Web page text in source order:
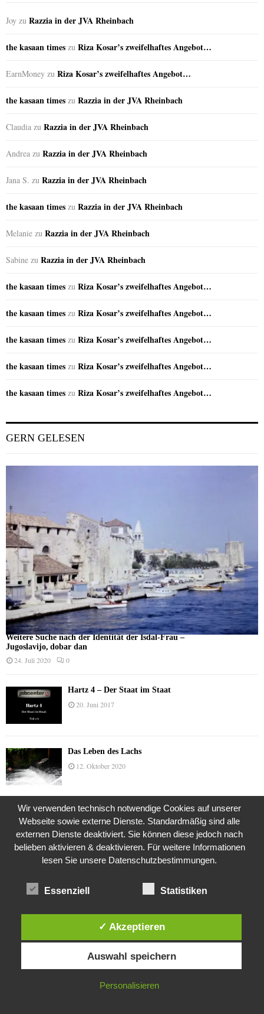
Joy zu Razzia in der JVA Rheinbach
the kasaan times zu Riza Kosar’s zweifelhaftes Angebot…
EarnMoney zu Riza Kosar’s zweifelhaftes Angebot…
the kasaan times zu Razzia in der JVA Rheinbach
Claudia zu Razzia in der JVA Rheinbach
Andrea zu Razzia in der JVA Rheinbach
Jana S. zu Razzia in der JVA Rheinbach
the kasaan times zu Razzia in der JVA Rheinbach
Melanie zu Razzia in der JVA Rheinbach
Sabine zu Razzia in der JVA Rheinbach
the kasaan times zu Riza Kosar’s zweifelhaftes Angebot…
the kasaan times zu Riza Kosar’s zweifelhaftes Angebot…
the kasaan times zu Riza Kosar’s zweifelhaftes Angebot…
the kasaan times zu Riza Kosar’s zweifelhaftes Angebot…
the kasaan times zu Riza Kosar’s zweifelhaftes Angebot…
GERN GELESEN
Weitere Suche nach der Identität der Isdal-Frau –
Jugoslavijo, dobar dan
24. Juli 2020 0
Hartz 4 – Der Staat im Staat
20. Juni 2017
Das Leben des Lachs
12. Oktober 2020
Die Geschichte der Kubushäuser
9. Juli 2018
24. November 2015
26. Oktober 2015
Diese Website verwendet Cookies. Durch die weitere Nutzung dieser
Website stimmst du der Verwendung von Cookies zu.
IN ORDNUNG
Wir verwenden technisch notwendige Cookies auf unserer
Webseite sowie externe Dienste. Standardmäßig sind alle
externen Dienste deaktiviert. Sie können diese jedoch nach
belieben aktivieren & deaktivieren. Für weitere Informationen
lesen Sie unsere Datenschutzbestimmungen.
Essenziell Statistiken
✓ Akzeptieren
Auswahl speichern
Personalisieren